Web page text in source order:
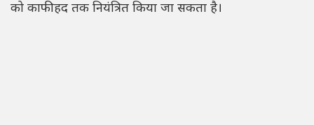
को काफी हद तक नियंत्रित किया जा सकता है।